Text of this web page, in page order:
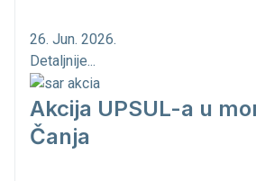
26. Jun. 2026.
Detaljnije...
Akcija UPSUL-a u
Čanja